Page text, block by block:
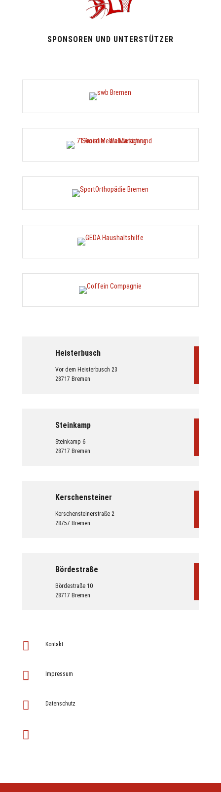
SPONSOREN UND UNTERSTÜTZER
Heisterbusch
Vor dem Heisterbusch 23
28717 Bremen
Steinkamp
Steinkamp 6
28717 Bremen
Kerschensteiner
Kerschensteinerstraße 2
28757 Bremen
Bördestraße
Bördestraße 10
28717 Bremen
 Kontakt
 Impressum
 Datenschutz
